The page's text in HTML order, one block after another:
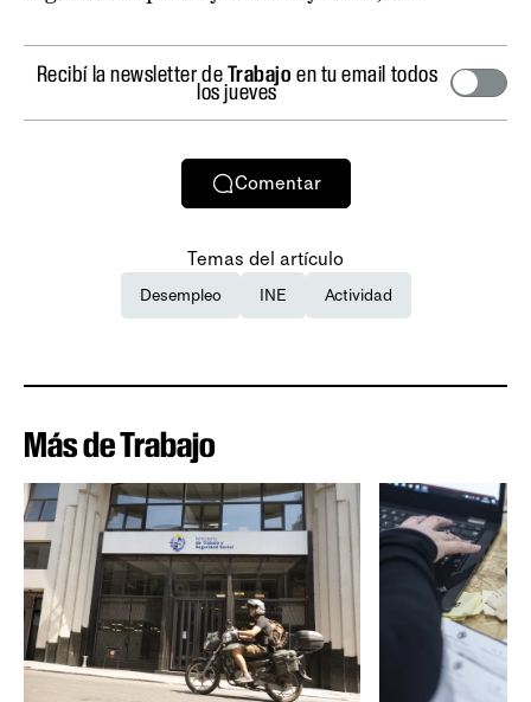
Recibí la newsletter deTrabajo en tu email todos
los jueves
Comentar
Temas del artículo
Desempleo INE Actividad
Más de Trabajo